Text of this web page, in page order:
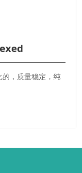
，质量稳定，纯